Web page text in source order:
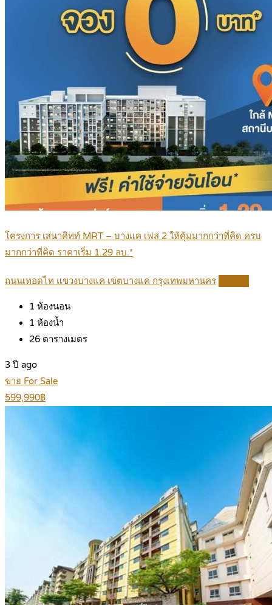
โครงการ เสนาคิทท์ MRT – บางแค เฟส 2 ให้คุ้มมากกว่าที่คิด ครบ
มากกว่าที่คิด ราคาเริ่ม 1.29 ลบ.*
ถนนเทอดไท แขวงบางแค เขตบางแค กรุงเทพมหานคร
1 ห้องนอน
1 ห้องน้ำ
26 ตารางเมตร
3 ปี ago
ขาย For Sale
599,990฿